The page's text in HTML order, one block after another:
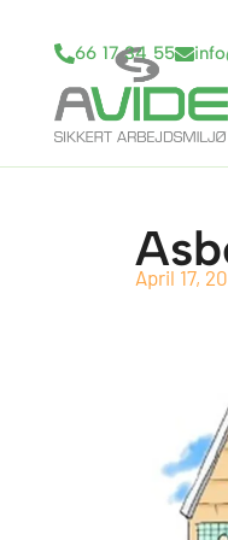
indholdet
66 17 34 55
April 17,